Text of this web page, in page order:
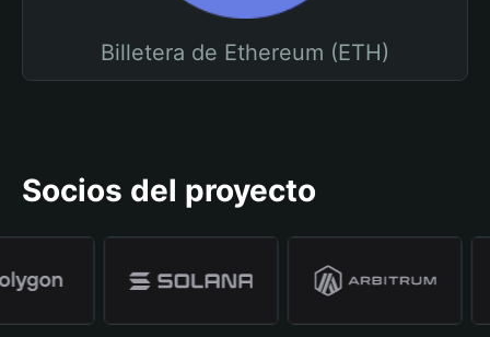
Billetera de Ethereum (ETH)
Socios del proyecto